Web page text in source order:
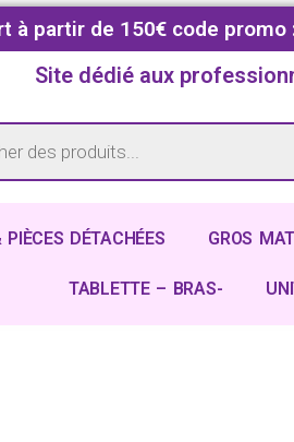
à partir de 150€ code
Site dédié aux
DÉTACHÉES GROS
TABLETTE – BRAS-